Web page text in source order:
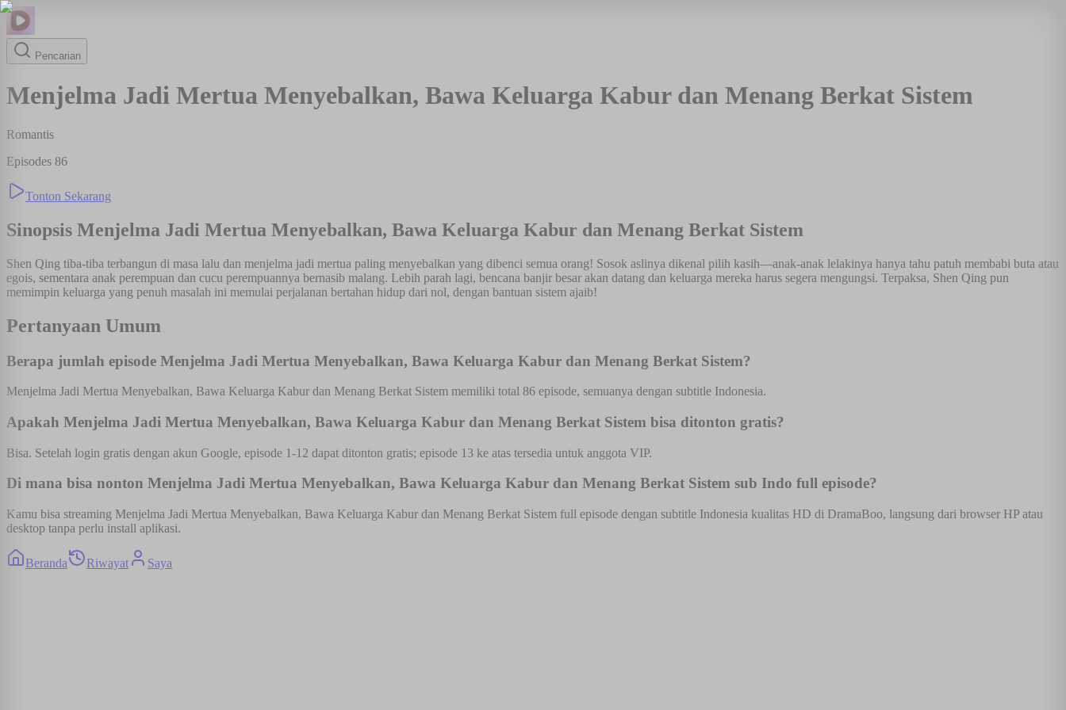
Pencarian
Menjelma Jadi Mertua Menyebalkan, Bawa Keluarga Kabur dan Menang Berkat Sistem
Romantis
Episodes 86
Tonton Sekarang
Sinopsis Menjelma Jadi Mertua Menyebalkan, Bawa Keluarga Kabur dan Menang Berkat Sistem
Shen Qing tiba-tiba terbangun di masa lalu dan menjelma jadi mertua paling menyebalkan yang dibenci semua orang! Sosok aslinya dikenal pilih kasih—anak-anak lelakinya hanya tahu patuh membabi buta atau
egois, sementara anak perempuan dan cucu perempuannya bernasib malang. Lebih parah lagi, bencana banjir besar akan datang dan keluarga mereka harus segera mengungsi. Terpaksa, Shen Qing pun
memimpin keluarga yang penuh masalah ini memulai perjalanan bertahan hidup dari nol, dengan bantuan sistem ajaib!
Pertanyaan Umum
Berapa jumlah episode Menjelma Jadi Mertua Menyebalkan, Bawa Keluarga Kabur dan Menang Berkat Sistem?
Menjelma Jadi Mertua Menyebalkan, Bawa Keluarga Kabur dan Menang Berkat Sistem memiliki total 86 episode, semuanya dengan subtitle Indonesia.
Apakah Menjelma Jadi Mertua Menyebalkan, Bawa Keluarga Kabur dan Menang Berkat Sistem bisa ditonton gratis?
Bisa. Setelah login gratis dengan akun Google, episode 1-12 dapat ditonton gratis; episode 13 ke atas tersedia untuk anggota VIP.
Di mana bisa nonton Menjelma Jadi Mertua Menyebalkan, Bawa Keluarga Kabur dan Menang Berkat Sistem sub Indo full episode?
Kamu bisa streaming Menjelma Jadi Mertua Menyebalkan, Bawa Keluarga Kabur dan Menang Berkat Sistem full episode dengan subtitle Indonesia kualitas HD di DramaBoo, langsung dari browser HP atau
desktop tanpa perlu install aplikasi.
Beranda Riwayat Saya